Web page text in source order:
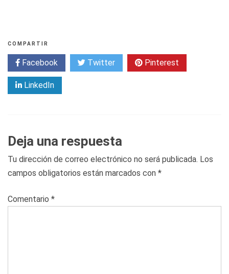
COMPARTIR
Facebook Twitter Pinterest
LinkedIn
Deja una respuesta
Tu dirección de correo electrónico no será publicada. Los
campos obligatorios están marcados con *
Comentario *